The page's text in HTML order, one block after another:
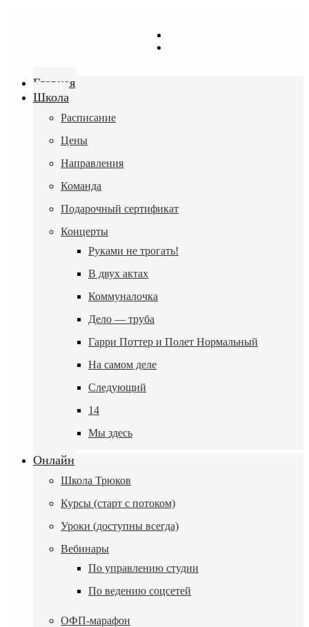
Главная
Школа
Расписание
Цены
Направления
Команда
Подарочный сертификат
Концерты
Руками не трогать!
В двух актах
Коммуналочка
Дело — труба
Гарри Поттер и Полет Нормальный
На самом деле
Следующий
14
Мы здесь
Онлайн
Школа Трюков
Курсы (старт с потоком)
Уроки (доступны всегда)
Вебинары
По управлению студии
По ведению соцсетей
ОФП-марафон